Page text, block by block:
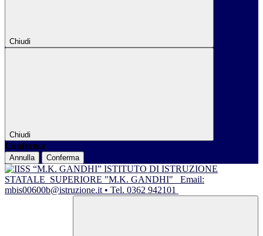
Chiudi
Chiudi
Conferma
Annulla Conferma
ISTITUTO DI ISTRUZIONE
STATALE SUPERIORE "M.K. GANDHI"
Email:
mbis00600b@istruzione.it • Tel. 0362 942101